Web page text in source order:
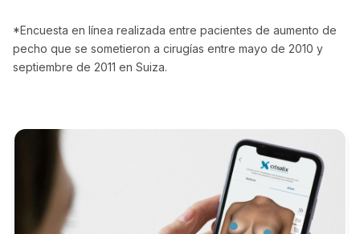
*Encuesta en línea realizada entre pacientes de aumento de
pecho que se sometieron a cirugías entre mayo de 2010 y
septiembre de 2011 en Suiza.